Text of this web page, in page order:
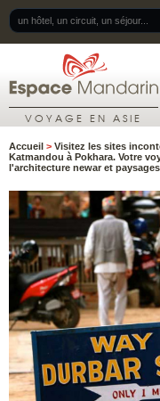
VOYAGE EN ASIE
Accueil > Visitez les sites
Katmandou à Pokhara. Votre
l'architecture newar et